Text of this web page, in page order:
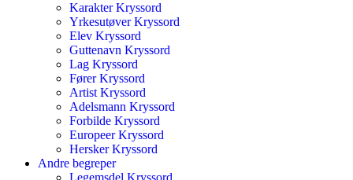
Karakter Kryssord
Yrkesutøver Kryssord
Elev Kryssord
Guttenavn Kryssord
Lag Kryssord
Fører Kryssord
Artist Kryssord
Adelsmann Kryssord
Forbilde Kryssord
Europeer Kryssord
Hersker Kryssord
Andre begreper
Legemsdel Kryssord